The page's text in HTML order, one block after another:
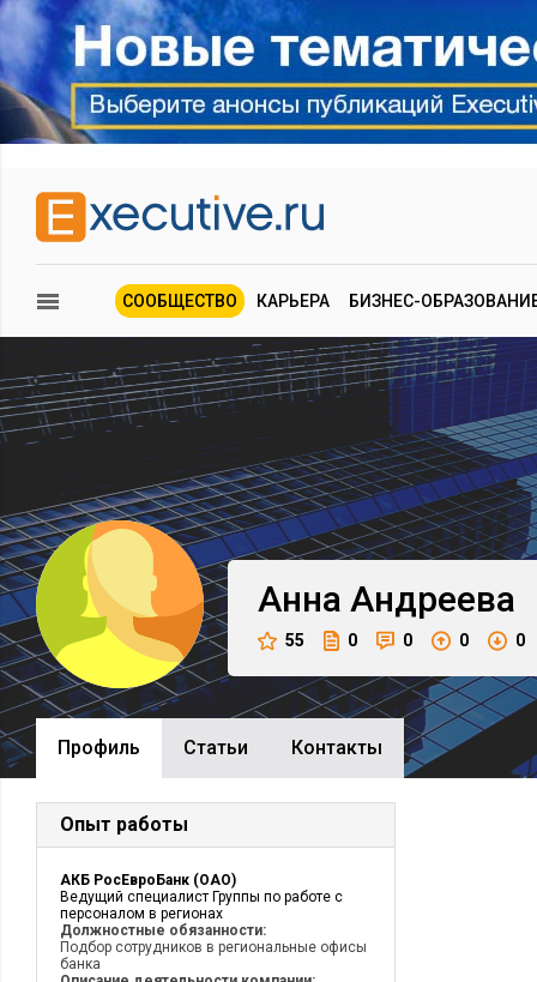
СООБЩЕСТВО КАРЬЕРА БИЗНЕС-
Анна Андреева
55 0 0 0 0
Профиль Cтатьи Контакты
Опыт работы
АКБ РосЕвроБанк (ОАО)
Ведущий специалист Группы по работе с
персоналом в регионах
Должностные обязанности:
Подбор сотрудников в региональные офисы
банка